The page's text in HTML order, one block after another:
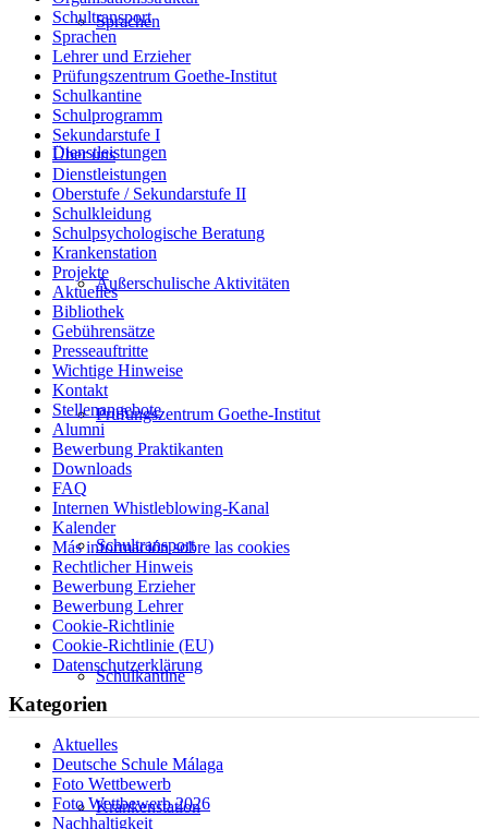
Sprachen
Dienstleistungen
Außerschulische Aktivitäten
Prüfungszentrum Goethe-Institut
Schultransport
Schulkantine
Krankenstation
Schultransport
Sprachen
Lehrer und Erzieher
Prüfungszentrum Goethe-Institut
Schulkantine
Schulprogramm
Sekundarstufe I
Über uns
Dienstleistungen
Oberstufe / Sekundarstufe II
Schulkleidung
Schulpsychologische Beratung
Krankenstation
Projekte
Aktuelles
Bibliothek
Gebührensätze
Presseauftritte
Wichtige Hinweise
Kontakt
Stellenangebote
Alumni
Bewerbung Praktikanten
Downloads
FAQ
Internen Whistleblowing-Kanal
Kalender
Más información sobre las cookies
Rechtlicher Hinweis
Bewerbung Erzieher
Bewerbung Lehrer
Cookie-Richtlinie
Cookie-Richtlinie (EU)
Datenschutzerklärung
Kategorien
Aktuelles
Deutsche Schule Málaga
Foto Wettbewerb
Foto Wettbewerb 2026
Nachhaltigkeit